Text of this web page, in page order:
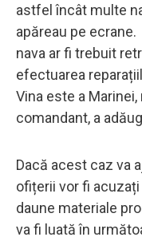
astfel încât multe
apăreau pe
nava ar fi trebuit
efectuarea
Vina este a
comandant, a
Dacă acest caz va
ofițerii vor fi
daune materiale
va fi luată în